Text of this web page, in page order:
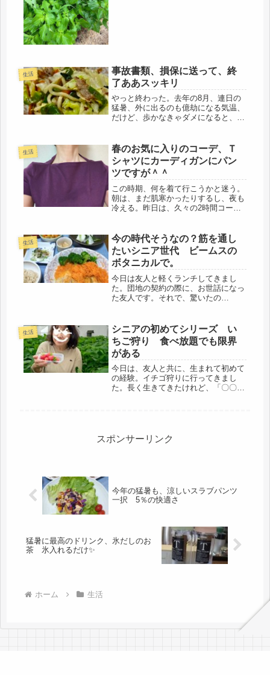
生活
事故書類、損保に送って、終
了ああスッキリ
やっと終わった。去年の8月、連日の
猛暑、外に出るのも億劫になる気温、
だけど、歩かなきゃダメになると、早
ら追突され、数メートル吹っ飛んだ事
件。打ちどころが悪ければ、憧れの不
労...
生活
春のお気に入りのコーデ、Ｔ
シャツにカーディガンにパン
ツですが＾＾
この時期、何を着て行こうかと迷う。
朝は、まだ肌寒かったりするし、夜も
冷える。昨日は、久々の2時間コース
る雰囲気じゃなかっただけです（笑）
直近の断捨離で見つけたＴシャツ、
な...
生活
今の時代そうなの？筋を通し
たいシニア世代 ビームスの
ボタニカルで。
今日は友人と軽くランチしてきまし
た。団地の契約の際に、お世話になっ
た友人です。それで、驚いたの
昔、何度か面識はあるのだけど、都内
で、関東近郊でも仕事をされており、
家族での会話...
生活
シニアの初めてシリーズ い
ちご狩り 食べ放題でも限界
がある
今日は、友人と共に、生まれて初めて
の経験。イチゴ狩りに行ってきまし
た。長く生きてきたけれど、「〇〇狩
スで...
スポンサーリンク
今年の猛暑も、涼しいスラブパンツ
一択 5％の快適さ
猛暑に最高のドリンク、氷だしのお
茶 氷入れるだけ✨
ホーム 生活